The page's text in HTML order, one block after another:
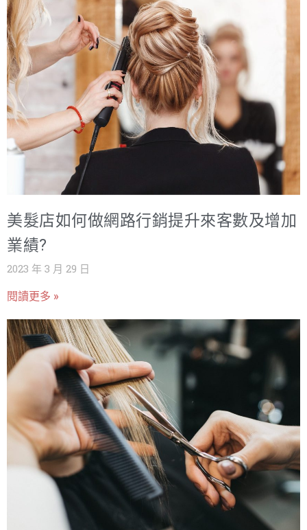
美髮店如何做網路行銷提升來客數及增加
業績?
2023 年 3 月 29 日
閱讀更多 »